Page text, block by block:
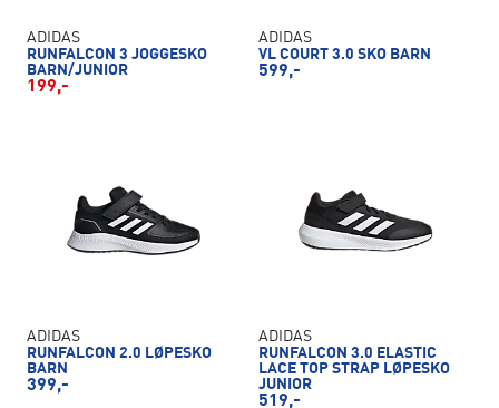
ADIDAS
RUNFALCON 3 JOGGESKO
BARN/JUNIOR
199,-
ADIDAS
VL COURT 3.0 SKO BARN
599,-
ADIDAS
RUNFALCON 2.0 LØPESKO
BARN
399,-
ADIDAS
RUNFALCON 3.0 ELASTIC
LACE TOP STRAP LØPESKO
JUNIOR
519,-